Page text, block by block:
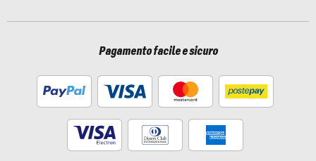
Pagamento facile e sicuro